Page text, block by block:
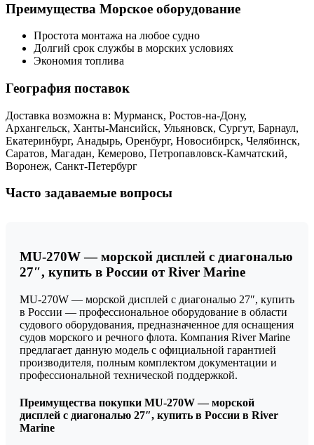
Преимущества Морское оборудование
Простота монтажа на любое судно
Долгий срок службы в морских условиях
Экономия топлива
География поставок
Доставка возможна в: Мурманск, Ростов-на-Дону,
Архангельск, Ханты-Мансийск, Ульяновск, Сургут, Барнаул,
Екатеринбург, Анадырь, Оренбург, Новосибирск, Челябинск,
Саратов, Магадан, Кемерово, Петропавловск-Камчатский,
Воронеж, Санкт-Петербург
Часто задаваемые вопросы
MU-270W — морской дисплей с диагональю
27″, купить в России от River Marine
MU-270W — морской дисплей с диагональю 27″, купить
в России — профессиональное оборудование в области
судового оборудования, предназначенное для оснащения
судов морского и речного флота. Компания River Marine
предлагает данную модель с официальной гарантией
производителя, полным комплектом документации и
профессиональной технической поддержкой.
Преимущества покупки MU-270W — морской
дисплей с диагональю 27″, купить в России в River
Marine